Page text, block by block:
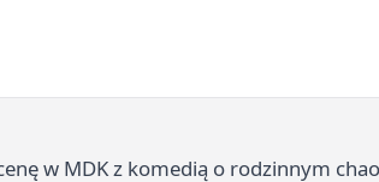
w MDK z komedią o rodzinnym